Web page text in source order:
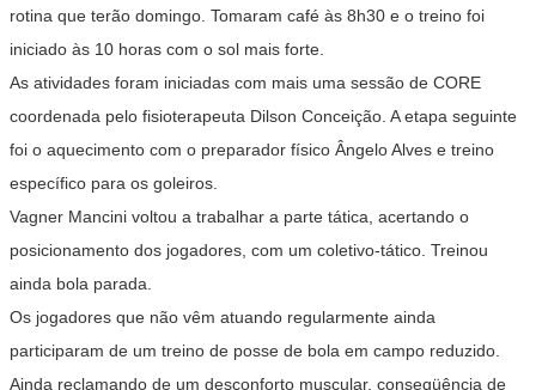
rotina que terão domingo. Tomaram café às 8h30 e o treino foi
iniciado às 10 horas com o sol mais forte.
As atividades foram iniciadas com mais uma sessão de CORE
coordenada pelo fisioterapeuta Dilson Conceição. A etapa seguinte
foi o aquecimento com o preparador físico Ângelo Alves e treino
específico para os goleiros.
Vagner Mancini voltou a trabalhar a parte tática, acertando o
posicionamento dos jogadores, com um coletivo-tático. Treinou
ainda bola parada.
Os jogadores que não vêm atuando regularmente ainda
participaram de um treino de posse de bola em campo reduzido.
Ainda reclamando de um desconforto muscular, conseqüência de